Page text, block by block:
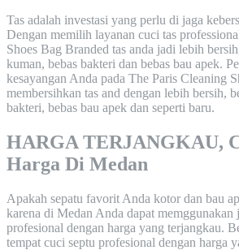
Tas adalah investasi yang perlu di jaga
Dengan memilih layanan cuci tas
Shoes Bag Branded tas anda jadi lebih
kuman, bebas bakteri dan bebas bau apek.
kesayangan Anda pada The Paris Cleaning
membersihkan tas and dengan lebih bersih,
bakteri, bebas bau apek dan seperti baru.
HARGA TERJANGKAU,
Harga Di Medan
Apakah sepatu favorit Anda kotor dan bau
karena di Medan Anda dapat memggunakan
profesional dengan harga yang terjangkau.
tempat cuci septu profesional dengan harga